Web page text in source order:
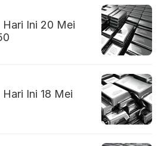
Ini 20 Mei
Ini 18 Mei